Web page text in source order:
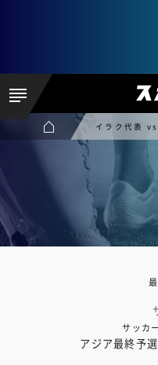
イラク代表
サッカ
アジア最終予